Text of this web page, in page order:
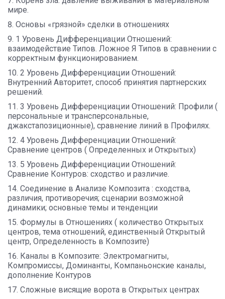
мире.
Основы «грязной» сделки в отношениях
1 Уровень Дифференциации Отношений:
взаимодействие Типов. Ложное Я Типов в сравнении с
корректным функционированием.
2 Уровень Дифференциации Отношений:
Внутренний Авторитет, способ принятия партнерских
решений.
3 Уровень Дифференциации Отношений: Профили (
персональные и трансперсональные,
джакстапозиционные), сравнение линий в Профилях.
4 Уровень Дифференциации Отношений:
Сравнение центров ( Определенных и Открытых)
5 Уровень Дифференциации Отношений:
Сравнение Контуров: сходство и различие.
Соединение в Анализе Композита : сходства,
различия, противоречия; сценарии возможной
динамики; основные темы и тенденции
Формулы в Отношениях ( количество Открытых
центров, тема отношений, единственный Открытый
центр, Определенность в Композите)
Каналы в Композите: Электромагниты,
Компромиссы, Доминанты, Компаньонские каналы,
дополнение Контуров
Сложные висящие ворота в Открытых центрах